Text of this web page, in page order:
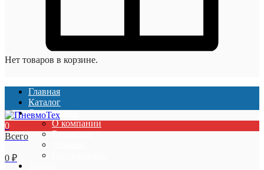
Нет товаров в корзине.
Главная
Каталог
О компании
О компании
Вакансии
0
Всего
0 ₽